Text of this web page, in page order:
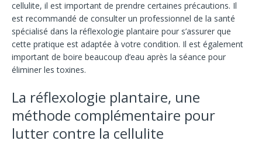
cellulite, il est important de prendre certaines précautions. Il
est recommandé de consulter un professionnel de la santé
spécialisé dans la réflexologie plantaire pour s’assurer que
cette pratique est adaptée à votre condition. Il est également
important de boire beaucoup d’eau après la séance pour
éliminer les toxines.
La réflexologie plantaire, une
méthode complémentaire pour
lutter contre la cellulite